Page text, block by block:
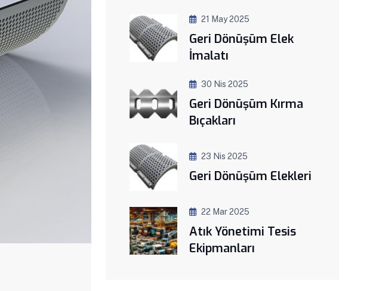
21 May 2025
Geri Dönüşüm Elek
İmalatı
30 Nis 2025
Geri Dönüşüm Kırma
Bıçakları
23 Nis 2025
Geri Dönüşüm Elekleri
22 Mar 2025
Atık Yönetimi Tesis
Ekipmanları